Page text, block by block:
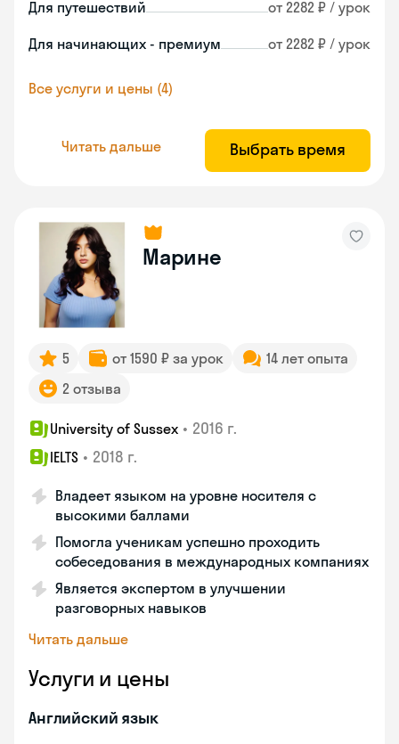
Для путешествий от 2282 ₽ / урок
Для начинающих - премиум от 2282 ₽ / урок
Все услуги и цены (4)
Читать дальше Выбрать время
Марине
5 от 1590 ₽ за урок
14 лет опыта
2 отзыва
University of Sussex • 2016 г.
IELTS • 2018 г.
Владеет языком на уровне носителя с
высокими баллами
Помогла ученикам успешно проходить
собеседования в международных компаниях
Является экспертом в улучшении
разговорных навыков
Читать дальше
Услуги и цены
Английский язык